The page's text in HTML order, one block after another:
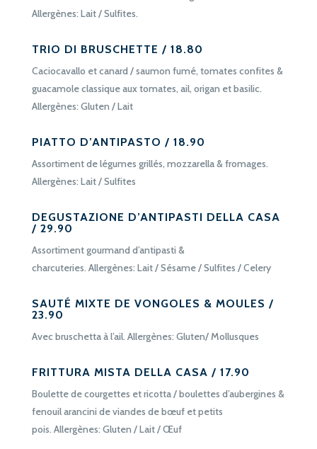
Allergènes: Lait / Sulfites.
TRIO DI BRUSCHETTE / 18.80
Caciocavallo et canard / saumon fumé, tomates confites &
guacamole classique aux tomates, ail, origan et basilic.
Allergènes: Gluten / Lait
PIATTO D’ANTIPASTO / 18.90
Assortiment de légumes grillés, mozzarella & fromages.
Allergènes: Lait / Sulfites
DEGUSTAZIONE D’ANTIPASTI DELLA CASA
/ 29.90
Assortiment gourmand d’antipasti &
charcuteries. Allergènes: Lait / Sésame / Sulfites / Celery
SAUTÉ MIXTE DE VONGOLES & MOULES /
23.90
Avec bruschetta à l’ail. Allergènes: Gluten/ Mollusques
FRITTURA MISTA DELLA CASA / 17.90
Boulette de courgettes et ricotta / boulettes d’aubergines &
fenouil arancini de viandes de bœuf et petits
pois. Allergènes: Gluten / Lait /Œuf